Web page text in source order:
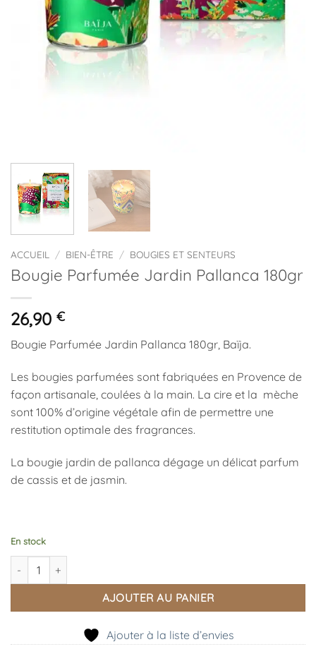
ACCUEIL / BIEN-ÊTRE / BOUGIES ET SENTEURS
Bougie Parfumée Jardin Pallanca 180gr
26,90 €
Bougie Parfumée Jardin Pallanca 180gr, Baïja.
Les bougies parfumées sont fabriquées en Provence de
façon artisanale, coulées à la main. La cire et la mèche
sont 100% d’origine végétale afin de permettre une
restitution optimale des fragrances.
La bougie jardin de pallanca dégage un délicat parfum
de cassis et de jasmin.
En stock
quantité de Bougie Parfumée Jardin Pallanca 180gr
AJOUTER AU PANIER
Ajouter à la liste d’envies